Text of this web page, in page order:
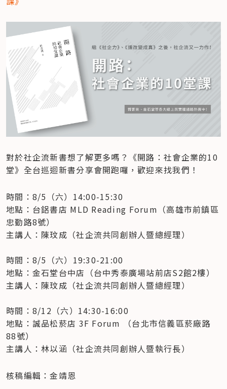
對於社企流新書想了解更多嗎？《開路：社會企業的10
堂》全台巡迴新書分享會開跑囉，歡迎來找我們！
時間：8/5（六）14:00-15:30
地點：台鋁書店 MLD Reading Forum（高雄市前鎮區
忠勤路8號）
主講人：陳玟成（社企流共同創辦人暨總經理）
時間：8/5（六）19:30-21:00
地點：金石堂台中店（台中秀泰廣場站前店S2館2樓）
主講人：陳玟成（社企流共同創辦人暨總經理）
時間：8/12（六）14:30-16:00
地點：誠品松菸店 3F Forum （台北市信義區菸廠路
88號）
主講人：林以涵（社企流共同創辦人暨執行長）
核稿編輯：金靖恩